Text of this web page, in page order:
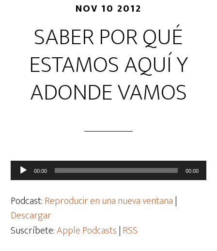
NOV 10 2012
SABER POR QUÉ
ESTAMOS AQUÍ Y
ADONDE VAMOS
Reproductor
de
audio
00:00 00:00
Podcast:Reproducir en una nueva ventana|
Descargar
Suscríbete:Apple Podcasts|RSS